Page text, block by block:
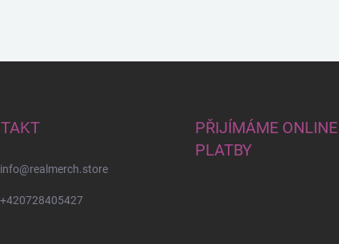
info@realmerch.store
+420728405427
PŘIJÍMÁME ONLINE
PLATBY